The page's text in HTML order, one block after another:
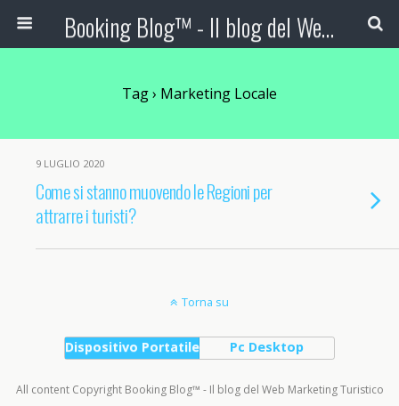
Booking Blog™ - Il blog del Web Marketing Turistico
Tag › Marketing Locale
9 LUGLIO 2020
Come si stanno muovendo le Regioni per
attrarre i turisti?
Torna su
Dispositivo Portatile Pc Desktop
All content Copyright Booking Blog™ - Il blog del Web Marketing Turistico